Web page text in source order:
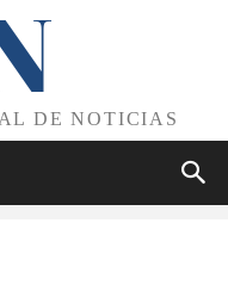
DE NOTICIAS